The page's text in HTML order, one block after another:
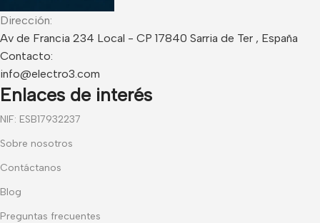
Dirección:
Av de Francia 234 Local - CP 17840 Sarria de Ter , España
Contacto:
info@electro3.com
Enlaces de interés
NIF: ESB17932237
Sobre nosotros
Contáctanos
Blog
Preguntas frecuentes